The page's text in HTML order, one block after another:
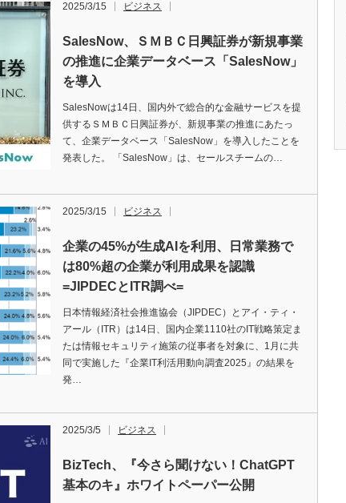
2025/3/15 ビジネス
SalesNow、ＳＭＢＣ日興証券が新規事業
の推進に企業データベース「SalesNow」
を導入
SalesNowは14日、国内外で総合的な金融サービスを提
供するＳＭＢＣ日興証券が、新規事業の推進にあたっ
て、企業データベース「SalesNow」を導入したことを
発表した。 「SalesNow」は、セールスチームの…
2025/3/15 ビジネス
企業の45%が生成AIを利用、日常業務で
は80%超の企業が利用成果を認識
=JIPDECとITR調べ=
日本情報経済社会推進協会（JIPDEC）とアイ・ティ・
アール（ITR）は14日、国内企業1110社のIT戦略策定ま
たは情報セキュリティ施策の従事者を対象に、1月に共
同で実施した『企業IT利活用動向調査2025』の結果を
発…
2025/3/5 ビジネス
BizTech、『今さら聞けない！ChatGPT
基本のキ』ホワイトペーパー公開